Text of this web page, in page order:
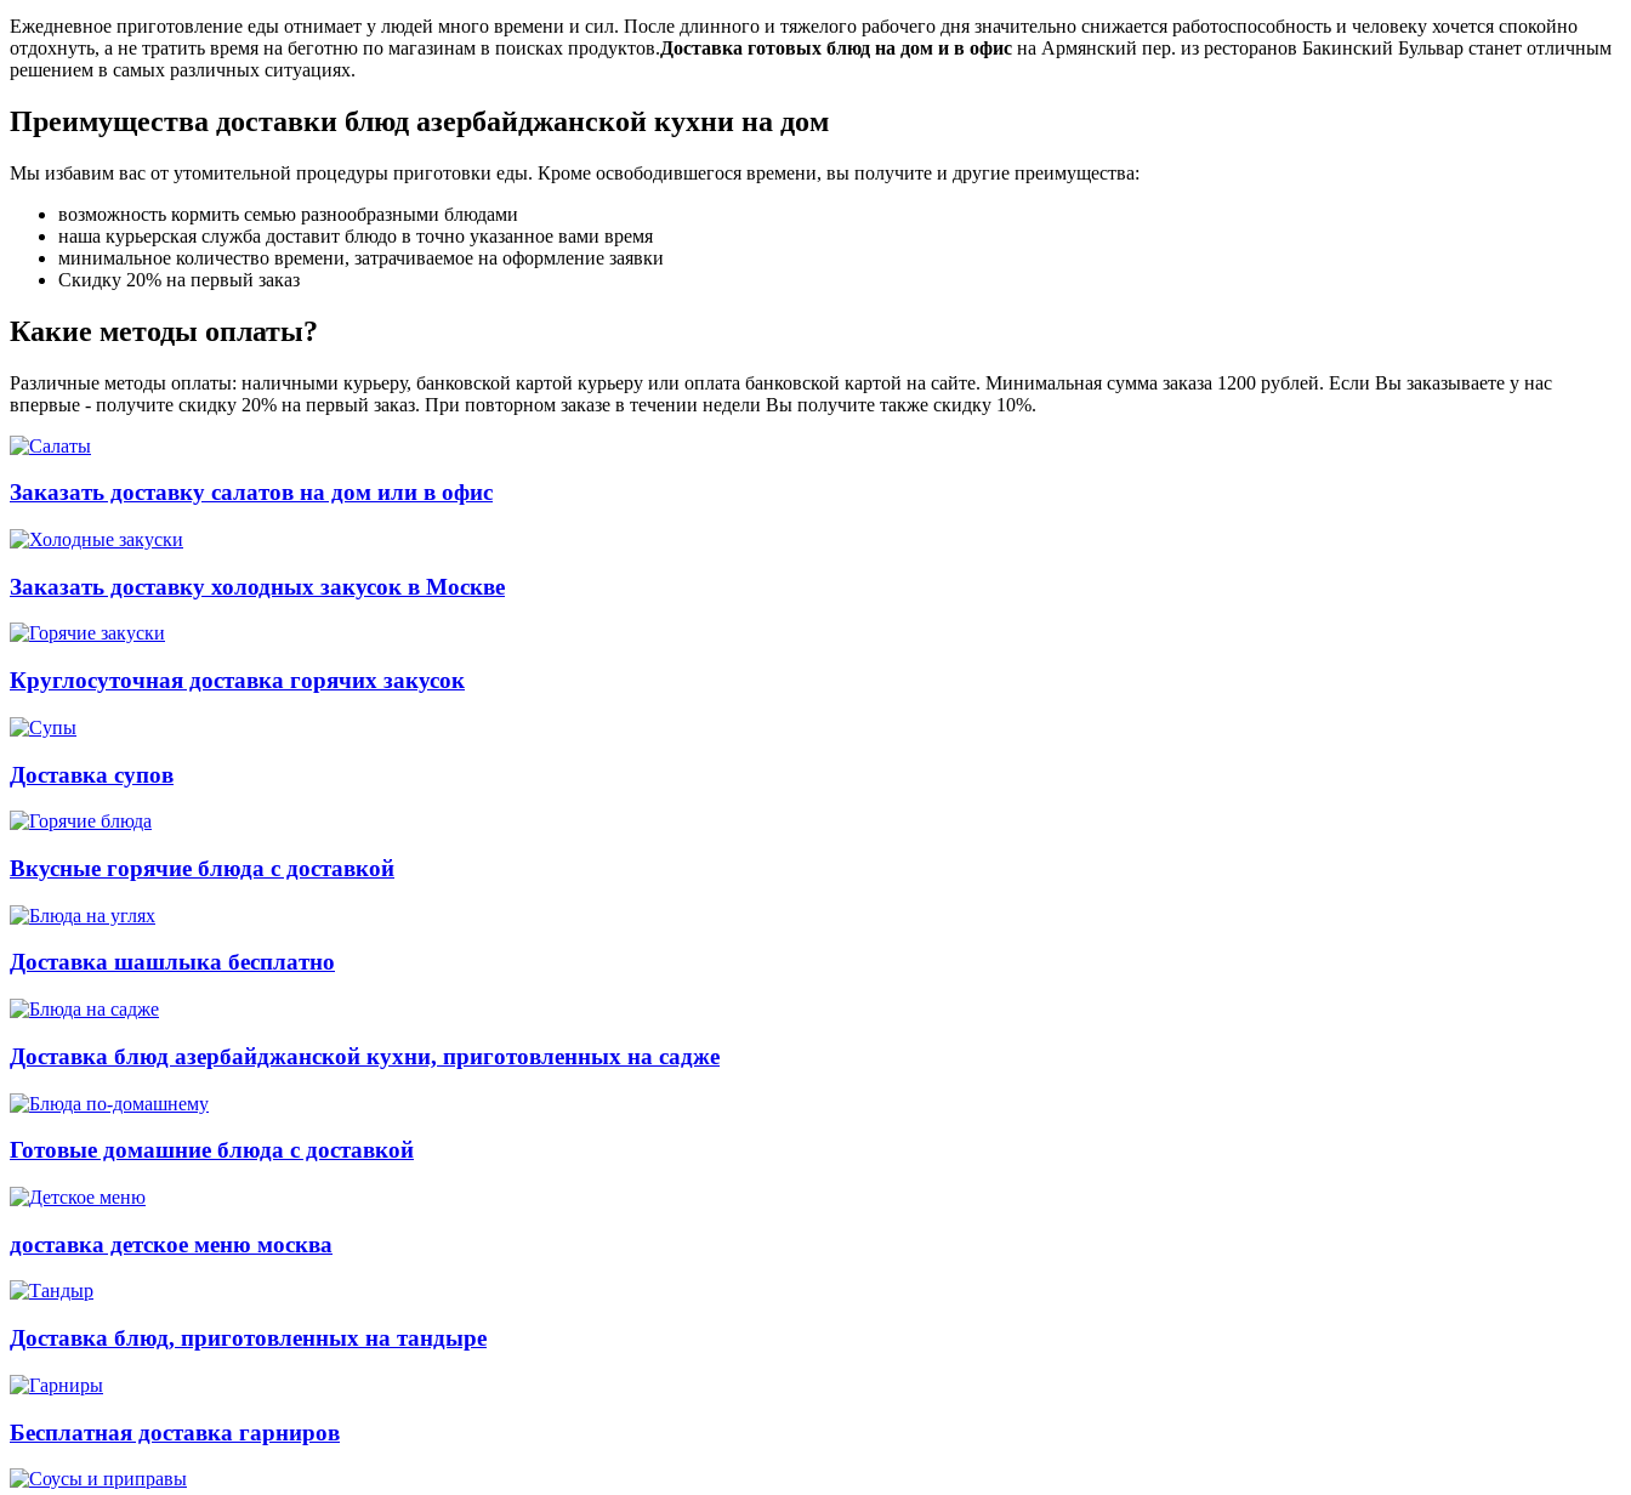
Ежедневное приготовление еды отнимает у людей много времени и сил. После длинного и тяжелого рабочего дня значительно снижается работоспособность и человеку хочется спокойно
отдохнуть, а не тратить время на беготню по магазинам в поисках продуктов.Доставка готовых блюд на дом и в офис на Армянский пер. из ресторанов Бакинский Бульвар станет отличным
решением в самых различных ситуациях.
Преимущества доставки блюд азербайджанской кухни на дом
Мы избавим вас от утомительной процедуры приготовки еды. Кроме освободившегося времени, вы получите и другие преимущества:
возможность кормить семью разнообразными блюдами
наша курьерская служба доставит блюдо в точно указанное вами время
минимальное количество времени, затрачиваемое на оформление заявки
Скидку 20% на первый заказ
Какие методы оплаты?
Различные методы оплаты: наличными курьеру, банковской картой курьеру или оплата банковской картой на сайте. Минимальная сумма заказа 1200 рублей. Если Вы заказываете у нас
впервые - получите скидку 20% на первый заказ. При повторном заказе в течении недели Вы получите также скидку 10%.
Заказать доставку салатов на дом или в офис
Заказать доставку холодных закусок в Москве
Круглосуточная доставка горячих закусок
Доставка супов
Вкусные горячие блюда с доставкой
Доставка шашлыка бесплатно
Доставка блюд азербайджанской кухни, приготовленных на садже
Готовые домашние блюда с доставкой
доставка детское меню москва
Доставка блюд, приготовленных на тандыре
Бесплатная доставка гарниров